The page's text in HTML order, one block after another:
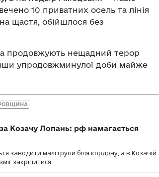
10 приватних осель та лінія
щастя, обійшлося без
продовжують нещадний терор
упродовжминулої доби майже
Козачу Лопань: рф намагається
заводити малі групи біля кордону, а в Козачій
закріпитися.